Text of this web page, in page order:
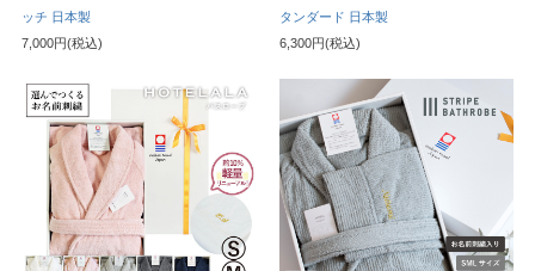
ッチ 日本製
7,000円(税込)
タンダード 日本製
6,300円(税込)